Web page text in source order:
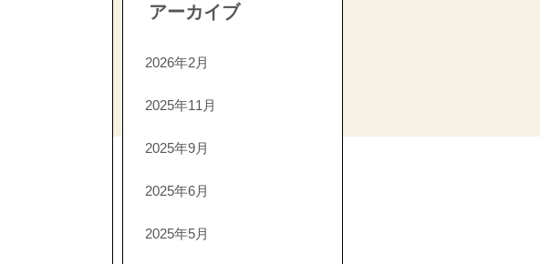
アーカイブ
2026年2月
2025年11月
2025年9月
2025年6月
2025年5月